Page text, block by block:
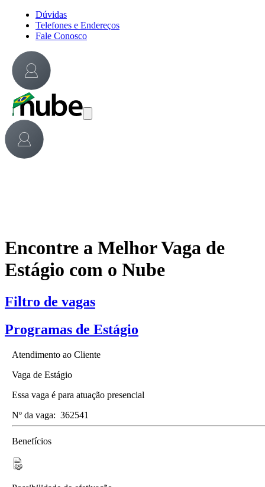
Dúvidas
Telefones e Endereços
Fale Conosco
Encontre a Melhor Vaga de
Estágio com o Nube
Filtro de vagas
Programas de Estágio
Atendimento ao Cliente
Vaga de Estágio
Essa vaga é para atuação presencial
Nº da vaga: 362541
Benefícios